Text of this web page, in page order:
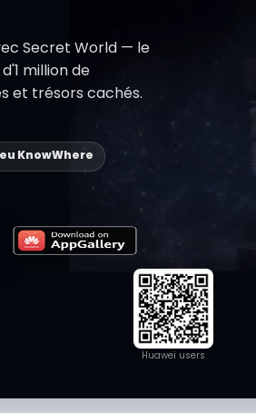
Secret World — le
million de
et trésors cachés.
KnowWhere
Huawei users